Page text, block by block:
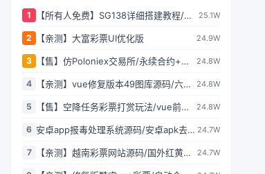
1
【所有人免费】SG138详细搭建教程/附
25.1W
2 【亲测】大富彩票UI优化版 24.9W
3
【售】仿Poloniex交易所/永续合约+矿
开源/完美运营
24.8W
4
【亲测】vue修复版本49图库源码/六合
24.8W
5
【售】空降任务彩票打赏玩法/vue前端
+视频采集/全开源完美运营
24.8W
6 安卓app报毒处理系统源码/安卓apk去毒
自动打包+随机更换包名签名
24.7W
7
【亲测】越南彩票网站源码/国外红黄蓝
24.7W